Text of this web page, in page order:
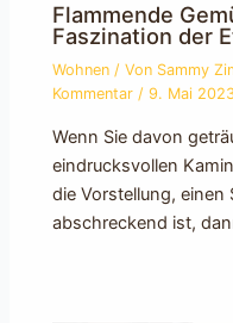
Flammende
Faszination der
Wohnen / Von Sammy
Kommentar /9. Mai
Wenn Sie davon
eindrucksvollen
die Vorstellung, einen
abschreckend ist,